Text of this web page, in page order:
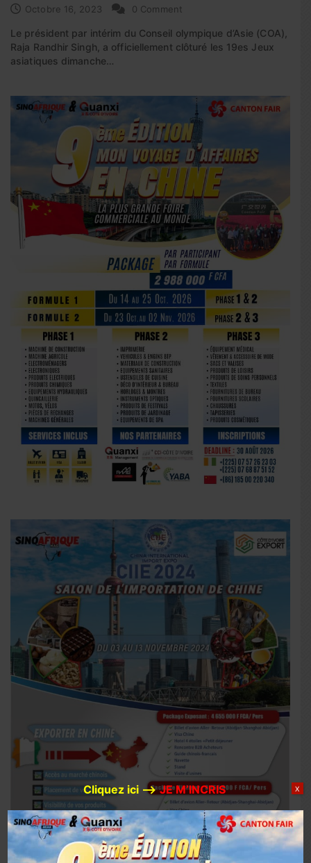
Octobre 16, 2023 0 Comment
Le président par intérim du Conseil olympique d’Asie (COA),
Raja Randhir Singh, a officiellement clôturé les 19es Jeux
asiatiques dimanche…
Cliquez ici –> JE M’INCRIS X